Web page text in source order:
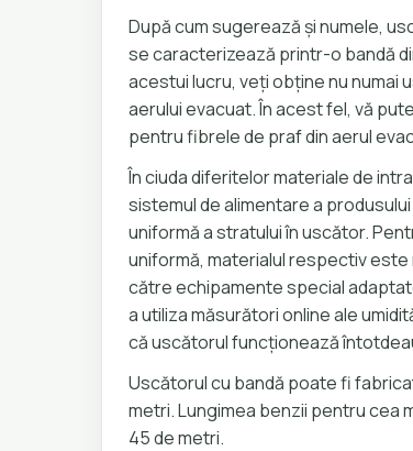
După cum sugerează și numele,
se caracterizează printr-o bandă
acestui lucru, veți obține nu numai
aerului evacuat. În acest fel, vă
pentru fibrele de praf din aerul
În ciuda diferitelor materiale de
sistemul de alimentare a
uniformă a stratului în uscător.
uniformă, materialul respectiv
către echipamente special
a utiliza măsurători online ale
că uscătorul funcționează
Uscătorul cu bandă poate fi
metri. Lungimea benzii pentru cea
45 de metri.